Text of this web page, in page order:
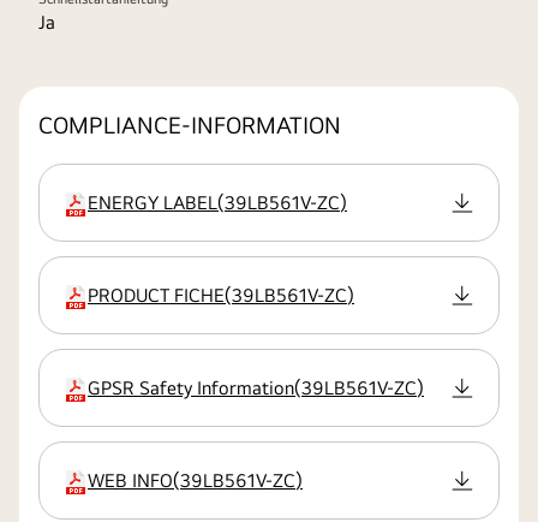
Ja
COMPLIANCE-INFORMATION
Erweiterung
ENERGY LABEL (39LB561V-ZC)
Erweiterung
PRODUCT FICHE(39LB561V-ZC)
Erweiterung
GPSR Safety Information(39LB561V-ZC)
Erweiterung
WEB INFO(39LB561V-ZC)